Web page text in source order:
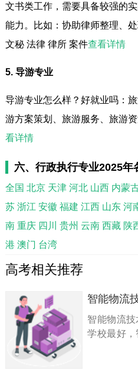
文书类工作，需要具备较强的
能力。比如：协助律师整理、
文秘 法律 律所 案件查看详情
5. 导游专业
导游专业怎么样？好就业吗：
游方案策划、旅游服务、旅游
看详情
六、行政执行专业2025年
全国 北京 天津 河北 山西 内蒙
苏 浙江 安徽 福建 江西 山东 河
南 重庆 四川 贵州 云南 西藏 陕
港 澳门 台湾
高考相关推荐
智能物流
智能物流
学校最好